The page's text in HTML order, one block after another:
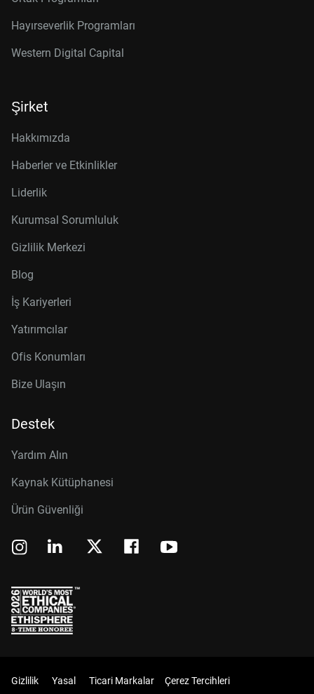
Hayırseverlik Programları
Western Digital Capital
Şirket
Hakkımızda
Haberler ve Etkinlikler
Liderlik
Kurumsal Sorumluluk
Gizlilik Merkezi
Blog
İş Kariyerleri
Yatırımcılar
Ofis Konumları
Bize Ulaşın
Destek
Yardım Alın
Kaynak Kütüphanesi
Ürün Güvenliği
Gizlilik Yasal Ticari Markalar Çerez Tercihleri